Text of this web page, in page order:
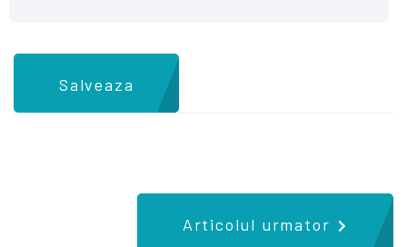
Salveaza
Articolul urmator